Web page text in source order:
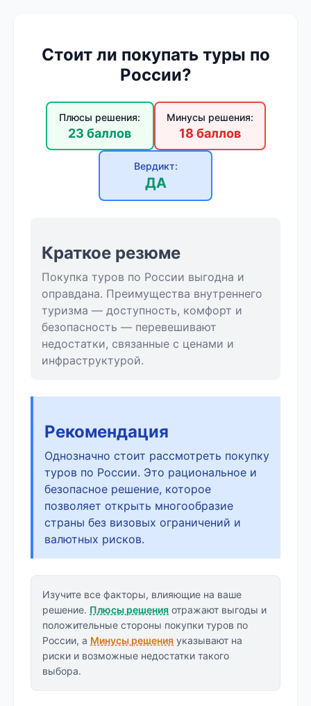
Стоит ли покупать туры по
России?
Плюсы решения:
23 баллов
Минусы решения:
18 баллов
Вердикт:
ДА
Краткое резюме
Покупка туров по России выгодна и
оправдана. Преимущества внутреннего
туризма — доступность, комфорт и
безопасность — перевешивают
недостатки, связанные с ценами и
инфраструктурой.
Рекомендация
Однозначно стоит рассмотреть покупку
туров по России. Это рациональное и
безопасное решение, которое
позволяет открыть многообразие
страны без визовых ограничений и
валютных рисков.
Изучите все факторы, влияющие на ваше
решение. Плюсы решения отражают выгоды и
положительные стороны покупки туров по
России, а Минусы решения указывают на
риски и возможные недостатки такого
выбора.